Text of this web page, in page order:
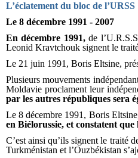
L’éclatement du bloc de
Le 8 décembre 1991 - 2007
En décembre 1991,de
Leonid Kravtchouk signent le
Le 21 juin 1991, Boris Eltsine,
Plusieurs mouvements
Moldavie proclament leur
par les autres républiques sera
Le 8 décembre 1991, Boris
en Biélorussie, et constatent
C’est ainsi qu’ils signent le traité
Turkménistan et l’Ouzbékistan